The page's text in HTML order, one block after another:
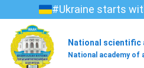
#Ukraine starts
National scientific
National academy of